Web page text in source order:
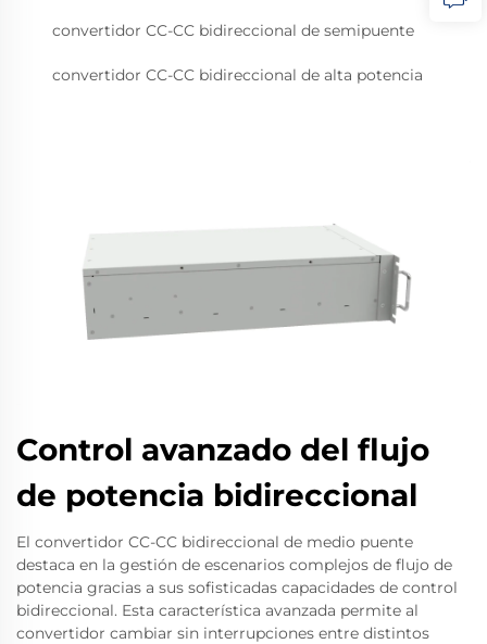
convertidor CC-CC bidireccional de semipuente
convertidor CC-CC bidireccional de alta potencia
Control avanzado del flujo
de potencia bidireccional
El convertidor CC-CC bidireccional de medio puente
destaca en la gestión de escenarios complejos de flujo de
potencia gracias a sus sofisticadas capacidades de control
bidireccional. Esta característica avanzada permite al
convertidor cambiar sin interrupciones entre distintos